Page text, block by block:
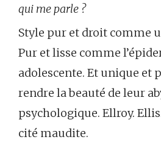
qui me parle ?
Style pur et droit comme
Pur et lisse comme
adolescente. Et unique et
rendre la beauté de leur
psychologique. Ellroy.
cité maudite.